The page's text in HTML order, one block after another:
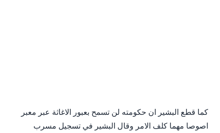
كما قطع البشير ان حكومته لن تسمح بعبور الاغاثة عبر معبر
اصوصا مهما كلف الامر وقال البشير في تسجيل مسرب